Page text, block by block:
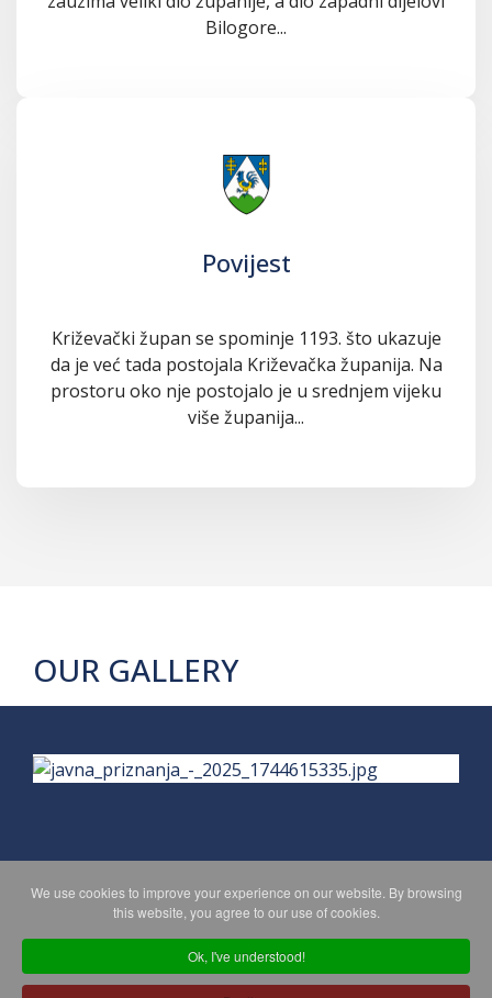
Bilogore...
Povijest
Križevački župan se spominje 1193. što ukazuje
da je već tada postojala Križevačka županija. Na
prostoru oko nje postojalo je u srednjem vijeku
više županija...
OUR GALLERY
PRIVACY POLICY MAPA WEBA
Copyright © 2026 Koprivničko - križevačka županija. All Rights
We use cookies to improve your experience on our website. By browsing
this website, you agree to our use of cookies.
Ok, I've understood!